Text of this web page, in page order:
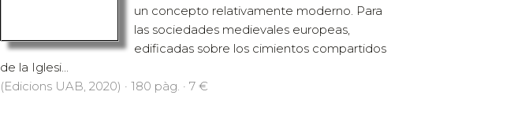
un concepto relativamente moderno. Para
las sociedades medievales europeas,
edificadas sobre los cimientos compartidos
de la Iglesi...
(Edicions UAB, 2020) · 180 pàg. · 7 €